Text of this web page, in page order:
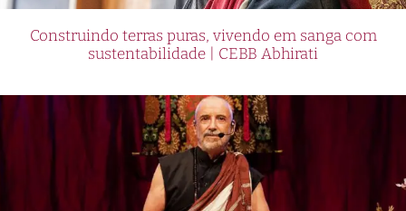
Construindo terras puras, vivendo em sanga com
sustentabilidade | CEBB Abhirati